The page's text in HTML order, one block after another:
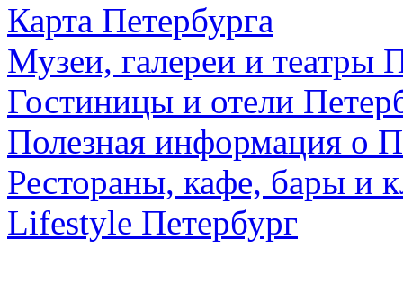
Карта Петербурга
Музеи, галереи и театры
Гостиницы и отели
Полезная информация о
Рестораны, кафе, бары и
Lifestyle Петербург